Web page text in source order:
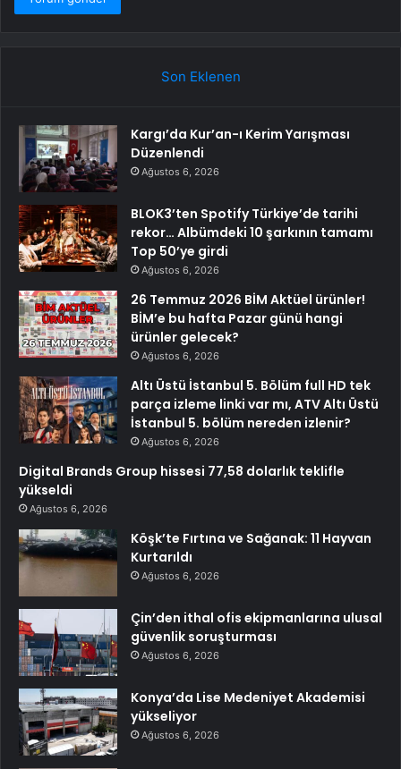
Son Eklenen
Kargı’da Kur’an-ı Kerim Yarışması
Düzenlendi
Ağustos 6, 2026
BLOK3’ten Spotify Türkiye’de tarihi
rekor… Albümdeki 10 şarkının tamamı
Top 50’ye girdi
Ağustos 6, 2026
26 Temmuz 2026 BİM Aktüel ürünler!
BİM’e bu hafta Pazar günü hangi
ürünler gelecek?
Ağustos 6, 2026
Altı Üstü İstanbul 5. Bölüm full HD tek
parça izleme linki var mı, ATV Altı Üstü
İstanbul 5. bölüm nereden izlenir?
Ağustos 6, 2026
Digital Brands Group hissesi 77,58 dolarlık teklifle
yükseldi
Ağustos 6, 2026
Köşk’te Fırtına ve Sağanak: 11 Hayvan
Kurtarıldı
Ağustos 6, 2026
Çin’den ithal ofis ekipmanlarına ulusal
güvenlik soruşturması
Ağustos 6, 2026
Konya’da Lise Medeniyet Akademisi
yükseliyor
Ağustos 6, 2026